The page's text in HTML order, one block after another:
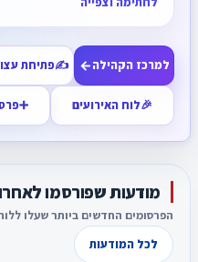
למרכז הקהילה←
✍️פתיחת
🎉לוח האירועים ➕
לוח מודעות חינם בישראל לדירות, רכבים,
מודעות שפורסמו
הפרסומים החדשים ביותר שעלו
לכל המודעות